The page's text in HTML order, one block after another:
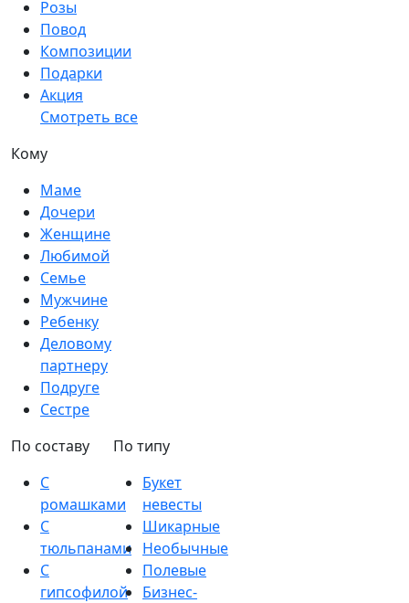
Розы
Повод
Композиции
Подарки
Акция
Смотреть все
Кому
Маме
Дочери
Женщине
Любимой
Семье
Мужчине
Ребенку
Деловому
партнеру
Подруге
Сестре
По составу
С
ромашками
С
тюльпанами
С
гипсофилой
По типу
Букет
невесты
Шикарные
Необычные
Полевые
Бизнес-